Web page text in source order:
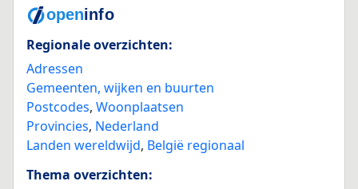
Regionale overzichten:
Adressen
Gemeenten, wijken en buurten
Postcodes, Woonplaatsen
Provincies, Nederland
Landen wereldwijd, België regionaal
Thema overzichten: